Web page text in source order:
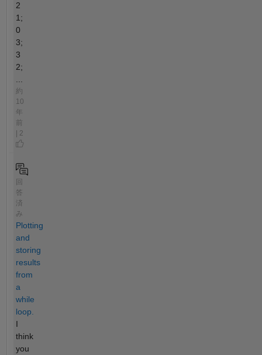
2
1;
0
3;
3
2;
...
約
10
年
前
| 2
回
答
済
み
Plotting
and
storing
results
from
a
while
loop.
I
think
you